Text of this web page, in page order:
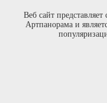
Веб сайт
Артпанорама и